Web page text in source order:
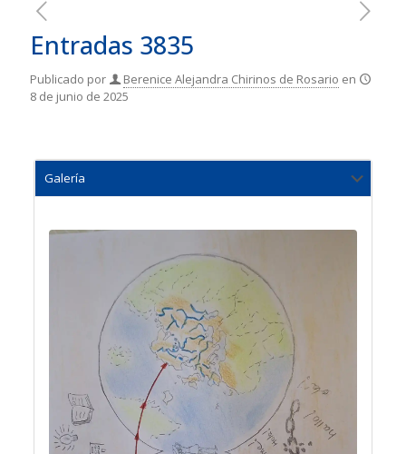
Entradas 3835
Publicado por Berenice Alejandra Chirinos de Rosario en
8 de junio de 2025